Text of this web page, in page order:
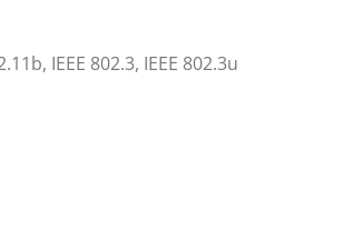
IEEE 802.3, IEEE 802.3u